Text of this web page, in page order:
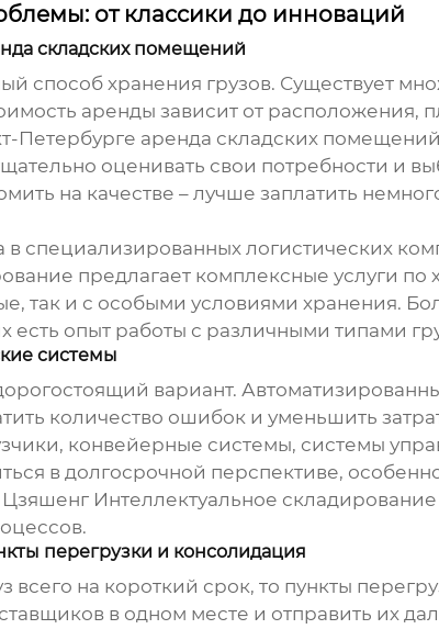
от классики до инноваций
складских помещений
способ хранения грузов. Существует
аренды зависит от расположения,
Петербурге аренда складских
оценивать свои потребности и
на качестве – лучше заплатить
в специализированных логистических
предлагает комплексные услуги
так и с особыми условиями хранения.
есть опыт работы с различными типами
системы
вариант.
количество ошибок и уменьшить
конвейерные системы, системы
в долгосрочной перспективе,
Интеллектуальное
перегрузки и консолидация
всего на короткий срок, то пункты
в одном месте и отправить их